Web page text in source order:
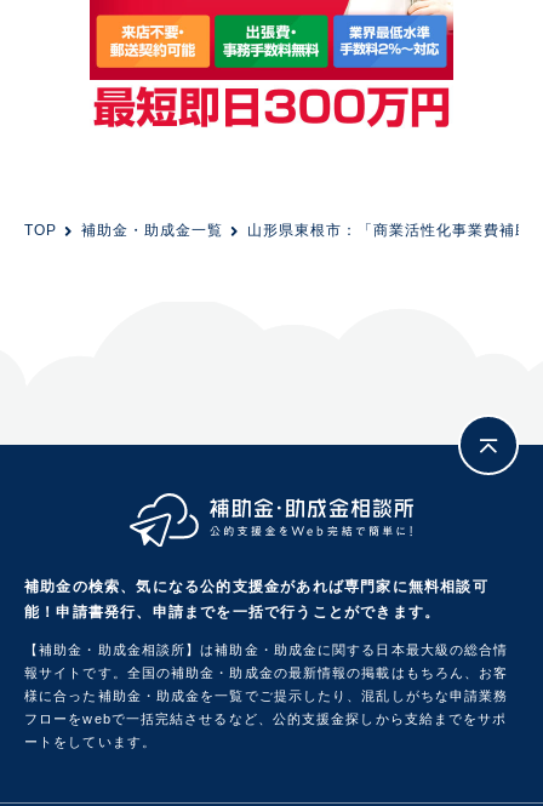
TOP 補助金・助成金一覧 山形県東根市：「商業活性化事業費補助
補助金の検索、気になる公的支援金があれば専門家に無料相談可
能！申請書発行、申請までを一括で行うことができます。
【補助金・助成金相談所】は補助金・助成金に関する日本最大級の総合情
報サイトです。 全国の補助金・助成金の最新情報の掲載はもちろん、お客
様に合った補助金・助成金を一覧でご提示したり、混乱しがちな申請業務
フローをwebで一括完結させるなど、公的支援金探しから支給までをサポ
ートをしています。